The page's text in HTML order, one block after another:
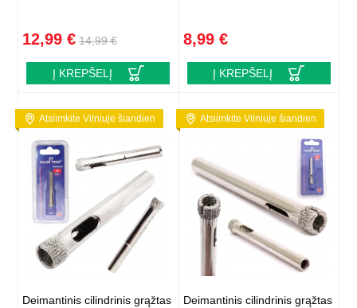
12,99 € 14,99 €
Į KREPŠELĮ
8,99 €
Į KREPŠELĮ
Atsiimkite Vilniuje šiandien
Deimantinis cilindrinis grąžtas
Atsiimkite Vilniuje šiandien
Deimantinis cilindrinis grąžtas